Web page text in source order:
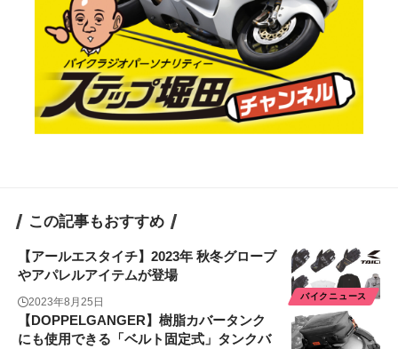
この記事もおすすめ
バイクニュース
【アールエスタイチ】2023年 秋冬グローブ
やアパレルアイテムが登場
2023年8月25日
【DOPPELGANGER】樹脂カバータンク
にも使用できる「ベルト固定式」タンクバ